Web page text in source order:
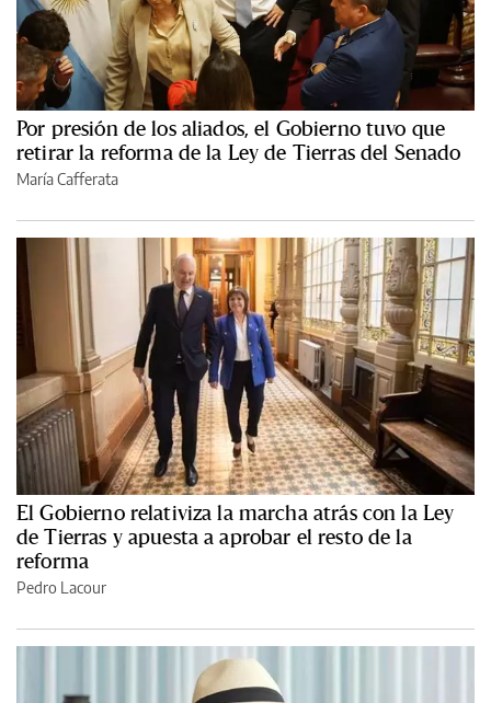
Por presión de los aliados, el Gobierno tuvo que
retirar la reforma de la Ley de Tierras del Senado
María Cafferata
El Gobierno relativiza la marcha atrás con la Ley
de Tierras y apuesta a aprobar el resto de la
reforma
Pedro Lacour